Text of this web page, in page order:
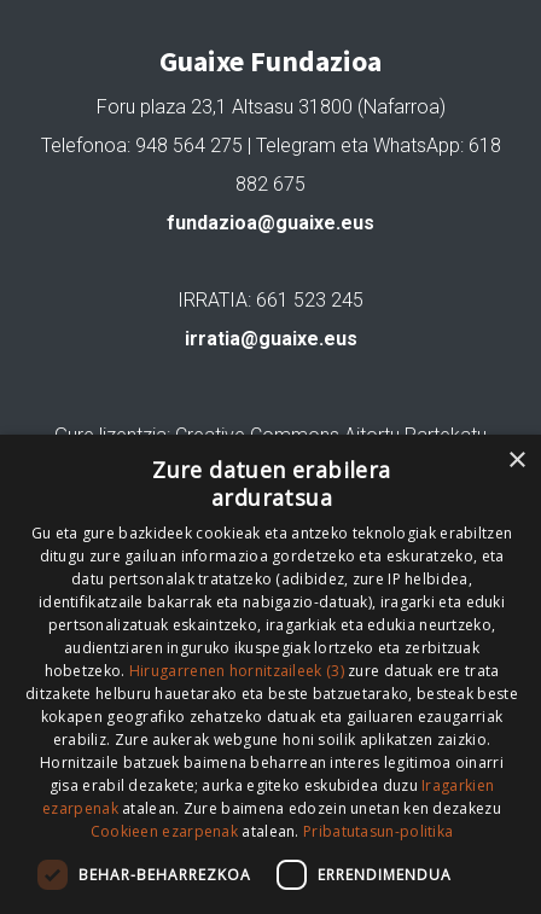
Guaixe Fundazioa
Foru plaza 23,1 Altsasu 31800 (Nafarroa)
Telefonoa: 948 564 275 | Telegram eta WhatsApp: 618
882 675
fundazioa@guaixe.eus
IRRATIA: 661 523 245
irratia@guaixe.eus
Gure lizentzia: Creative Commons Aitortu Partekatu
Codesyntaxek garatua
HONI BURUZ LEGE OHARRA PUBLIZITATEA
ARAUAK HARREMANETARAKO RSS
>
×
Zure datuen erabilera
arduratsua
Gu eta gure bazkideek cookieak eta antzeko teknologiak erabiltzen
ditugu zure gailuan informazioa gordetzeko eta eskuratzeko, eta
datu pertsonalak tratatzeko (adibidez, zure IP helbidea,
identifikatzaile bakarrak eta nabigazio-datuak), iragarki eta eduki
pertsonalizatuak eskaintzeko, iragarkiak eta edukia neurtzeko,
audientziaren inguruko ikuspegiak lortzeko eta zerbitzuak
hobetzeko. Hirugarrenen hornitzaileek (3)zure datuak ere trata
ditzakete helburu hauetarako eta beste batzuetarako, besteak beste
kokapen geografiko zehatzeko datuak eta gailuaren ezaugarriak
erabiliz. Zure aukerak webgune honi soilik aplikatzen zaizkio.
Hornitzaile batzuek baimena beharrean interes legitimoa oinarri
gisa erabil dezakete; aurka egiteko eskubidea duzu Iragarkien
ezarpenakatalean. Zure baimena edozein unetan ken dezakezu
Cookieen ezarpenak atalean. Pribatutasun-politika
BEHAR-BEHARREZKOA ERRENDIMENDUA